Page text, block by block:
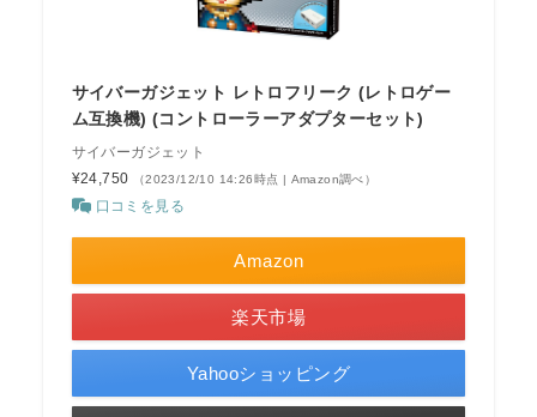
サイバーガジェット レトロフリーク (レトロゲー
ム互換機) (コントローラーアダプターセット)
サイバーガジェット
¥24,750
（2023/12/10 14:26時点 | Amazon調べ）
口コミを見る
Amazon
楽天市場
Yahooショッピング